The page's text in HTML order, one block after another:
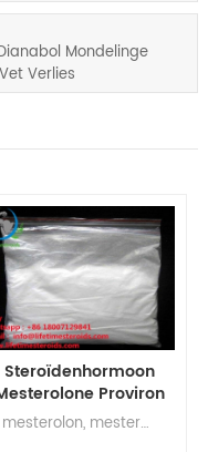
Mondelinge
Verlies
CAS 53-39-4
Oxandrolon Anavar
Steriods-poeder
voor gewichtsverlies
pharmacom oxandrolon, pharma oxandrolon, oxandrolon resultaten, oxandrolon beoordelingen, oxandrolon reddit, oxandrolon ruw poeder, oxandrolon reddit steroïden, oxandrolon japan